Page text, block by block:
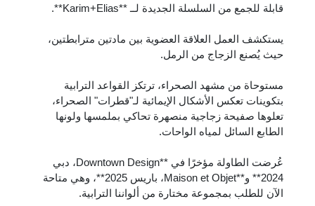
قابلة للجمع من السلسلة الجديدة لــ **Karim+Elias**.
يستكشف العمل العلاقة العضوية بين مادتين مترابطتين،
حيث يُصنع الزجاج من الرمل.
مستوحاة من مشهد الصحراء، ترتكز القواعد الترابية
بتكوينات تعكس الأشكال الإيمائية لـ"قطرات" الصحراء،
تعلوها صفيحة زجاجية منصهرة تحاكي بملمسها ولونها
الطابع السائل لمياه الواحات.
عُرضت الطاولة مؤخرًا في **Downtown Design، دبي
2024** و**Maison et Objet، باريس 2025**، وهي متاحة
الآن للطلب بمجموعة مختارة من ألواننا الترابية.